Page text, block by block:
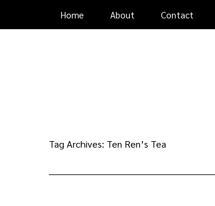
Home About Contact
Tag Archives: Ten Ren’s Tea